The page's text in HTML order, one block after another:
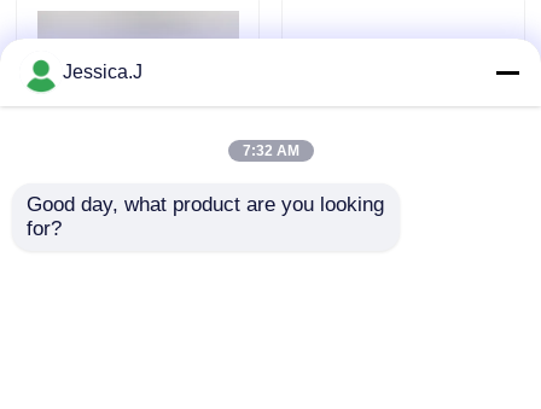
Ορυχείο σκληρό
καπέλο Φως
6.8Ah Rechargeable
Jessica.J
7:32 AM
Good day, what product are you looking
for?